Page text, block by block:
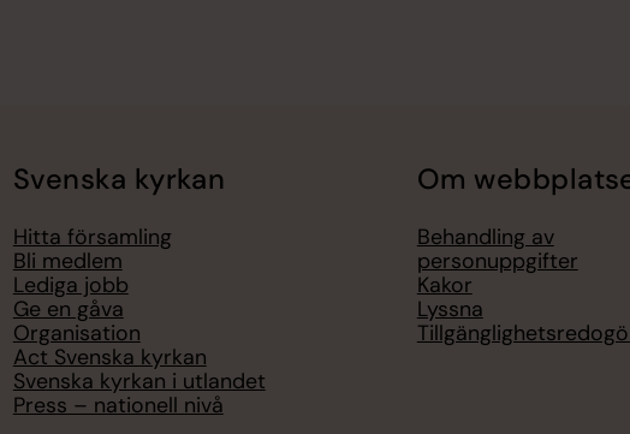
Svenska kyrkan
Hitta församling
Bli medlem
Lediga jobb
Ge en gåva
Organisation
Act Svenska kyrkan
Svenska kyrkan i utlandet
Press – nationell nivå
Om
Behandling av
personuppgifter
Kakor
Lyssna